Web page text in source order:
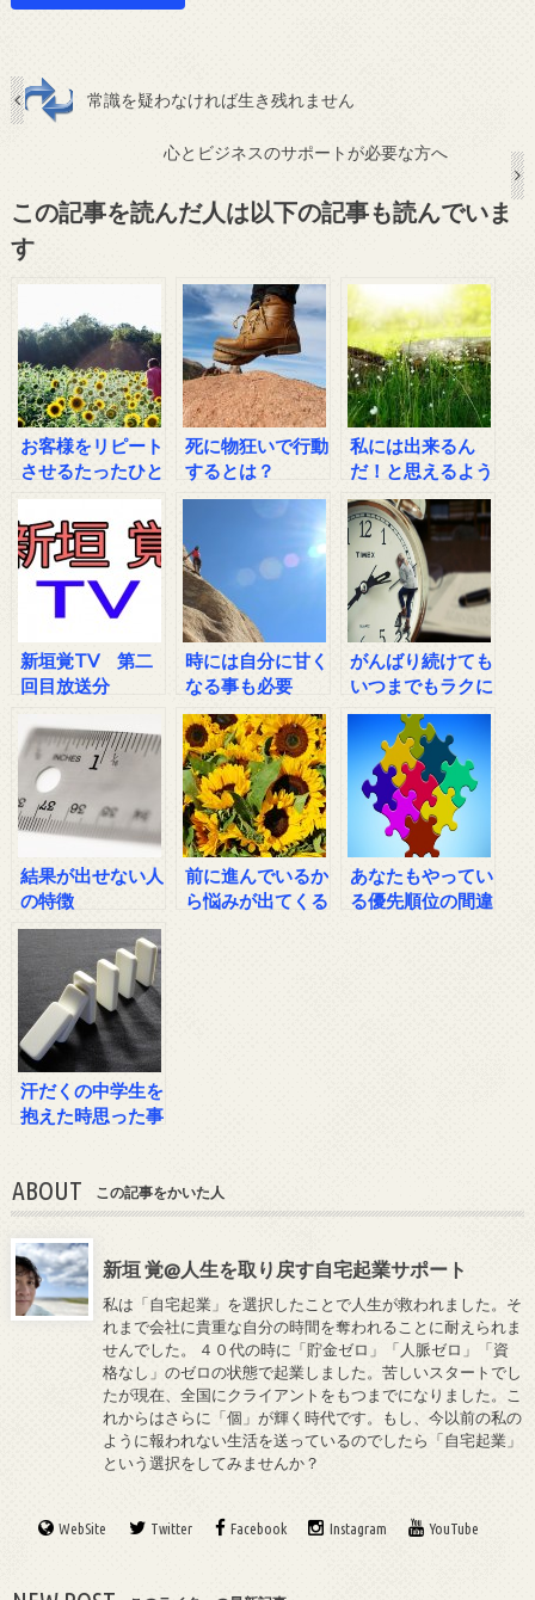
常識を疑わなければ生き残れません
心とビジネスのサポートが必要な方へ
この記事を読んだ人は以下の記事も読んでいま
す
お客様をリピート
させるたったひと
つの方法
死に物狂いで行動
するとは？
私には出来るん
だ！と思えるよう
になるシンプルな
方法
新垣覚TV 第二
回目放送分
時には自分に甘く
なる事も必要
がんばり続けても
いつまでもラクに
ならないのはな
ぜ？？
結果が出せない人
の特徴
前に進んでいるか
ら悩みが出てくる
あなたもやってい
る優先順位の間違
汗だくの中学生を
抱えた時思った事
ABOUT この記事をかいた人
新垣 覚@人生を取り戻す自宅起業サポート
私は「自宅起業」を選択したことで人生が救われました。そ
れまで会社に貴重な自分の時間を奪われることに耐えられま
せんでした。 ４０代の時に「貯金ゼロ」「人脈ゼロ」「資
格なし」のゼロの状態で起業しました。苦しいスタートでし
たが現在、全国にクライアントをもつまでになりました。こ
れからはさらに「個」が輝く時代です。もし、今以前の私の
ように報われない生活を送っているのでしたら「自宅起業」
という選択をしてみませんか？
WebSite Twitter Facebook Instagram YouTube